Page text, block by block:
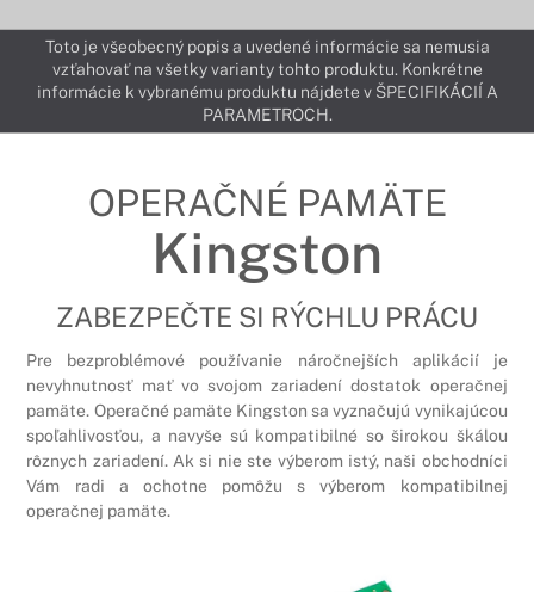
Toto je všeobecný popis a uvedené informácie sa nemusia
vzťahovať na všetky varianty tohto produktu. Konkrétne
informácie k vybranému produktu nájdete v ŠPECIFIKÁCIÍ A
PARAMETROCH.
OPERAČNÉ PAMÄTE
Kingston
ZABEZPEČTE SI RÝCHLU PRÁCU
Pre bezproblémové používanie náročnejších aplikácií je
nevyhnutnosť mať vo svojom zariadení dostatok operačnej
pamäte. Operačné pamäte Kingston sa vyznačujú vynikajúcou
spoľahlivosťou, a navyše sú kompatibilné so širokou škálou
rôznych zariadení. Ak si nie ste výberom istý, naši obchodníci
Vám radi a ochotne pomôžu s výberom kompatibilnej
operačnej pamäte.